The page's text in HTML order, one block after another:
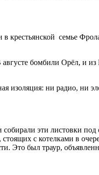
в крестьянской семье
бомбили Орёл, и
ни радио, ни
эти листовки под
с котелками в
Это был траур,